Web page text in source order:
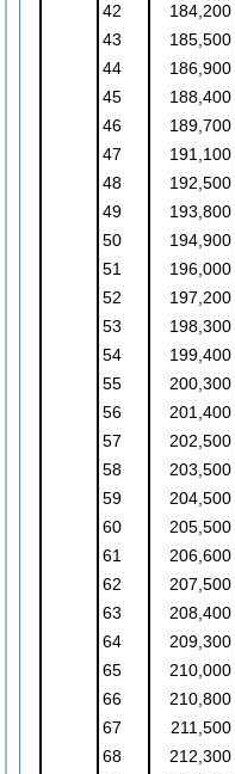
42
184,200
43
185,500
44
186,900
45
188,400
46
189,700
47
191,100
48
192,500
49
193,800
50
194,900
51
196,000
52
197,200
53
198,300
54
199,400
55
200,300
56
201,400
57
202,500
58
203,500
59
204,500
60
205,500
61
206,600
62
207,500
63
208,400
64
209,300
65
210,000
66
210,800
67
211,500
68
212,300